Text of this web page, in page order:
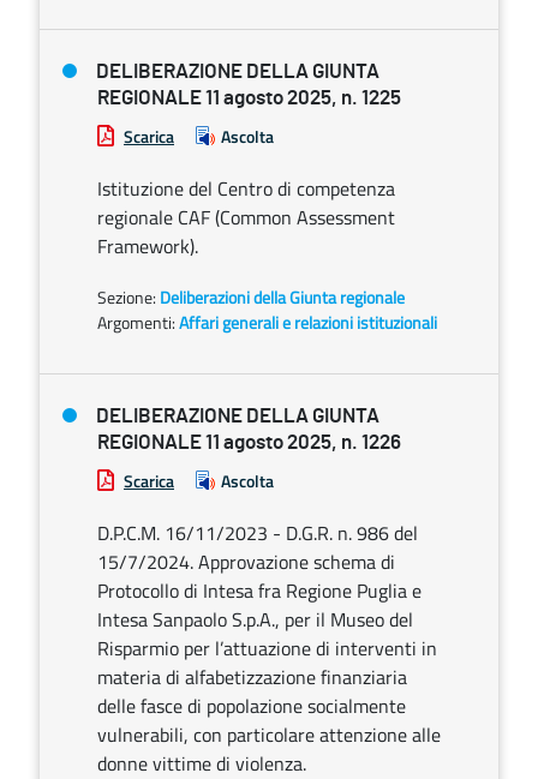
DELIBERAZIONE DELLA GIUNTA
REGIONALE 11 agosto 2025, n. 1225
Scarica Ascolta
Istituzione del Centro di competenza
regionale CAF (Common Assessment
Framework).
Sezione: Deliberazioni della Giunta regionale
Argomenti:Affari generali e relazioni istituzionali
DELIBERAZIONE DELLA GIUNTA
REGIONALE 11 agosto 2025, n. 1226
Scarica Ascolta
D.P.C.M. 16/11/2023 - D.G.R. n. 986 del
15/7/2024. Approvazione schema di
Protocollo di Intesa fra Regione Puglia e
Intesa Sanpaolo S.p.A., per il Museo del
Risparmio per l’attuazione di interventi in
materia di alfabetizzazione finanziaria
delle fasce di popolazione socialmente
vulnerabili, con particolare attenzione alle
donne vittime di violenza.